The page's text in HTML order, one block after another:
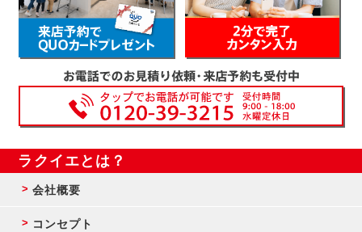
ラクイエとは？
会社概要
コンセプト